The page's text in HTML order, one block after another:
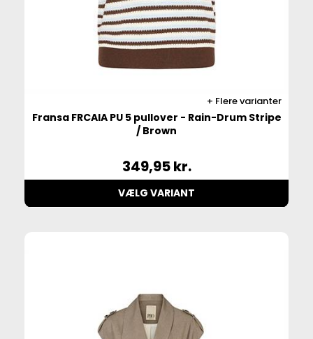
Flere varianter
Fransa FRCAIA PU 5 pullover - Rain-Drum Stripe
/ Brown
349,95kr.
VÆLG VARIANT